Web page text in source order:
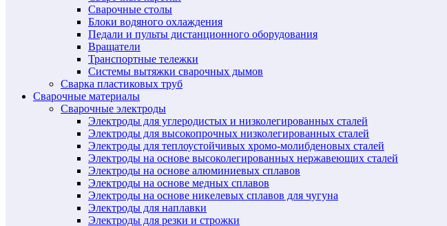
Сварочные столы
Блоки водяного охлаждения
Педали и пульты дистанционного оборудования
Вращатели
Транспортные тележки
Системы вытяжки сварочных дымов
Сварка пластиковых труб
Сварочные материалы
Сварочные электроды
Электроды для углеродистых и низколегированных сталей
Электроды для высокопрочных низколегированных сталей
Электроды для теплоустойчивых хромо-молибденовых сталей
Электроды на основе высоколегированных нержавеющих сталей
Электроды на основе алюминиевых сплавов
Электроды на основе медных сплавов
Электроды на основе никелевых сплавов для чугуна
Электроды для наплавки
Электроды для резки и строжки